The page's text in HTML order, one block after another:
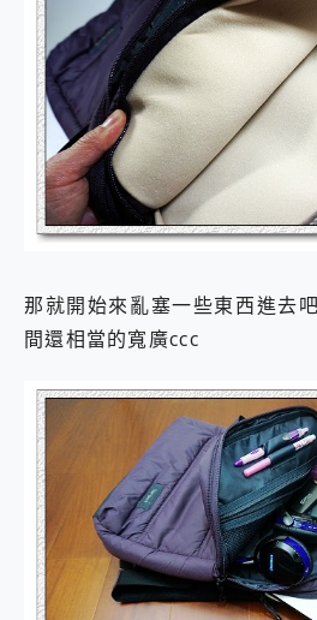
那就開始來亂塞一些東西進去
間還相當的寬廣ccc